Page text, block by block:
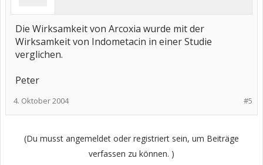
Die Wirksamkeit von Arcoxia wurde mit der
Wirksamkeit von Indometacin in einer Studie
verglichen.
Peter
#5
4. Oktober 2004
(Du musst angemeldet oder registriert sein, um Beiträge
verfassen zu können. )